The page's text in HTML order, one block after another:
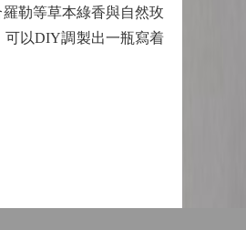
勒等草本綠香與自然玫
可以DIY調製出一瓶寫着